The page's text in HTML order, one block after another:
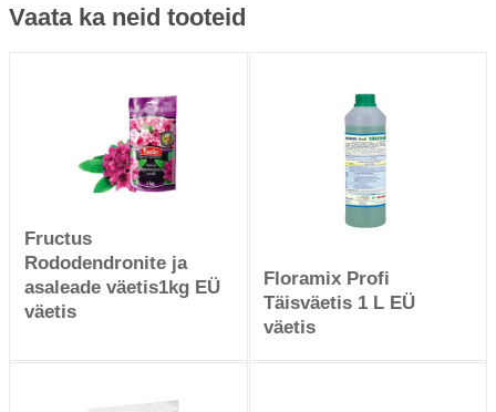
Vaata ka neid tooteid
Fructus
Rododendronite ja
asaleade väetis1kg EÜ
väetis
Floramix Profi
Täisväetis 1 L EÜ
väetis